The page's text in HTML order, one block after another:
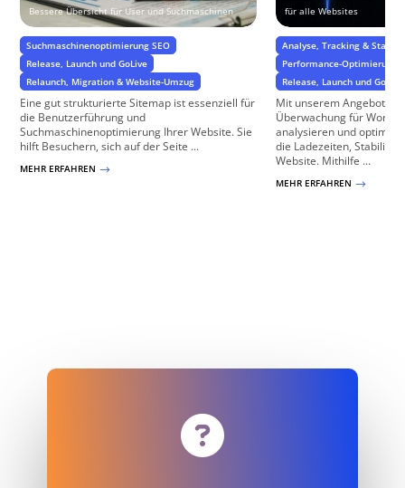
Bessere Übersicht für User und Suchmaschinen
Suchmaschinenoptimierung SEO
Release, Launch und GoLive
Relaunch, Migration & Website-Umzug
Eine gut strukturierte Sitemap ist essenziell für
die Benutzerführung und
Suchmaschinenoptimierung Ihrer Website. Sie
hilft Besuchern, sich auf der Seite ...
MEHR ERFAHREN $
für alle Websites
Analyse, Tracking &
Performance-Optimierung
Release, Launch und GoLive
Mit unserem Angebot
Überwachung für
analysieren und
die Ladezeiten, Stabilität
Website. Mithilfe ...
MEHR ERFAHREN $
